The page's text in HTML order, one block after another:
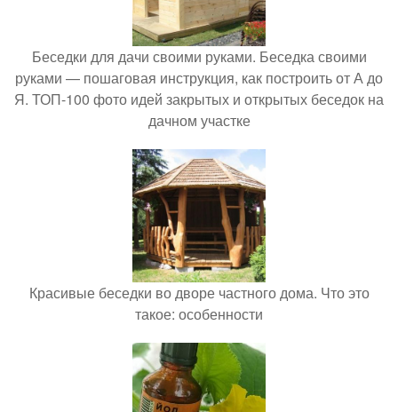
Беседки для дачи своими руками. Беседка своими
руками — пошаговая инструкция, как построить от А до
Я. ТОП-100 фото идей закрытых и открытых беседок на
дачном участке
Красивые беседки во дворе частного дома. Что это
такое: особенности